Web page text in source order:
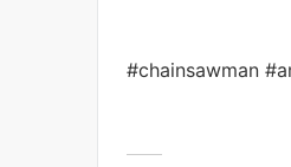
#chainsawman